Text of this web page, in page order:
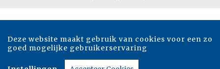
Deze website maakt gebruik van cookies voor een zo
goed mogelijke gebruikerservaring